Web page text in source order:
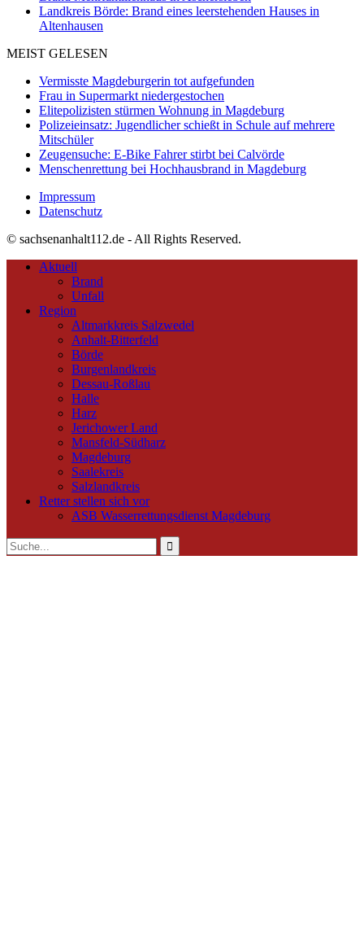
Landkreis Börde: Brand eines leerstehenden Hauses in
Altenhausen
MEIST GELESEN
Vermisste Magdeburgerin tot aufgefunden
Frau in Supermarkt niedergestochen
Elitepolizisten stürmen Wohnung in Magdeburg
Polizeieinsatz: Jugendlicher schießt in Schule auf mehrere
Mitschüler
Zeugensuche: E-Bike Fahrer stirbt bei Calvörde
Menschenrettung bei Hochhausbrand in Magdeburg
Impressum
Datenschutz
© sachsenanhalt112.de - All Rights Reserved.
Aktuell
Brand
Unfall
Region
Altmarkkreis Salzwedel
Anhalt-Bitterfeld
Börde
Burgenlandkreis
Dessau-Roßlau
Halle
Harz
Jerichower Land
Mansfeld-Südharz
Magdeburg
Saalekreis
Salzlandkreis
Retter stellen sich vor
ASB Wasserrettungsdienst Magdeburg